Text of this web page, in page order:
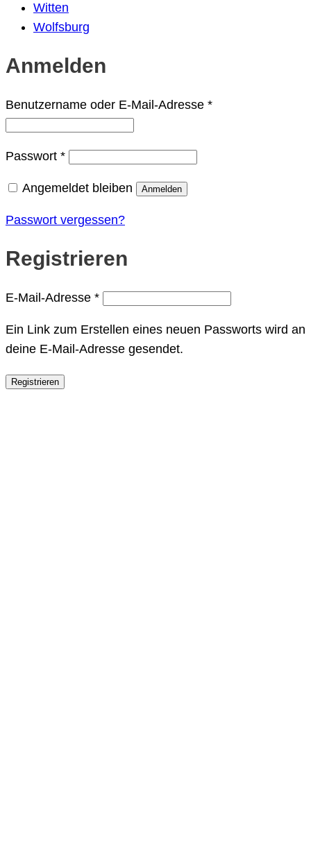
Witten
Wolfsburg
Anmelden
Benutzername oder E-Mail-Adresse *Erforderlich
Passwort *Erforderlich
Angemeldet bleiben Anmelden
Passwort vergessen?
Registrieren
E-Mail-Adresse *Erforderlich
Ein Link zum Erstellen eines neuen Passworts wird an
deine E-Mail-Adresse gesendet.
Registrieren